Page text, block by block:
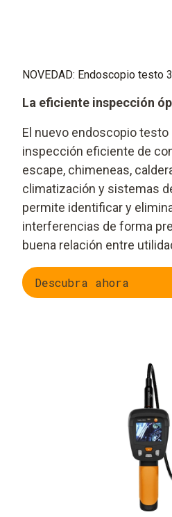
NOVEDAD: Endoscopio testo
La eficiente inspección
El nuevo endoscopio testo
inspección eficiente de
escape, chimeneas,
climatización y sistemas
permite identificar y
interferencias de forma
buena relación entre
Descubra ahora